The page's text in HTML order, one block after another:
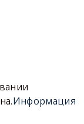
Информация